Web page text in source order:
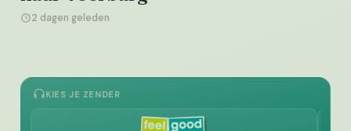
2 dagen geleden
KIES JE ZENDER